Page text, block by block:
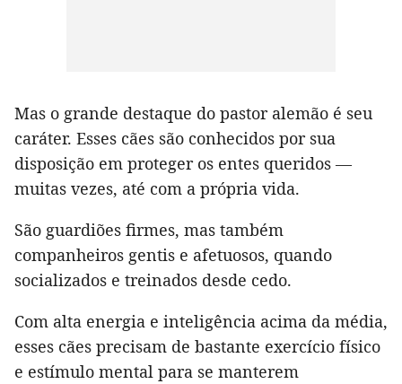
Mas o grande destaque do pastor alemão é seu
caráter. Esses cães são conhecidos por sua
disposição em proteger os entes queridos —
muitas vezes, até com a própria vida.
São guardiões firmes, mas também
companheiros gentis e afetuosos, quando
socializados e treinados desde cedo.
Com alta energia e inteligência acima da média,
esses cães precisam de bastante exercício físico
e estímulo mental para se manterem